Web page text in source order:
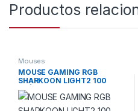
Productos
Mouses
MOUSE GAMING RGB
SHARKOON LIGHT2 100
ALÁMBRICO USB 5000 DPI
4044951029006 NEGRO